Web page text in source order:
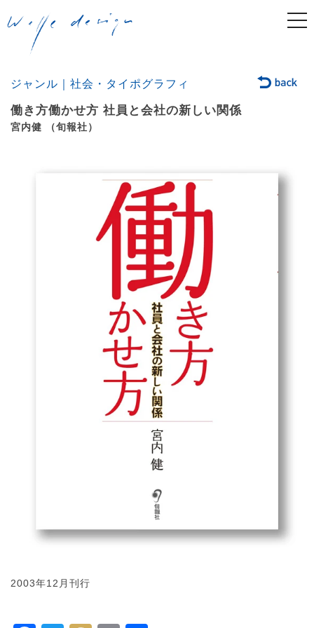
ジャンル｜社会・タイポグラフィ
働き方働かせ方 社員と会社の新しい関係
宮内健 （旬報社）
2003年12月刊行